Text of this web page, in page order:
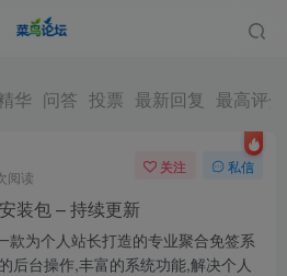
华 问答 投票 最新回复 最高评分
阅读
关注 私信
装包 – 持续更新
款为个人站长打造的专业聚合免签系
后台操作,丰富的系统功能,解决个人